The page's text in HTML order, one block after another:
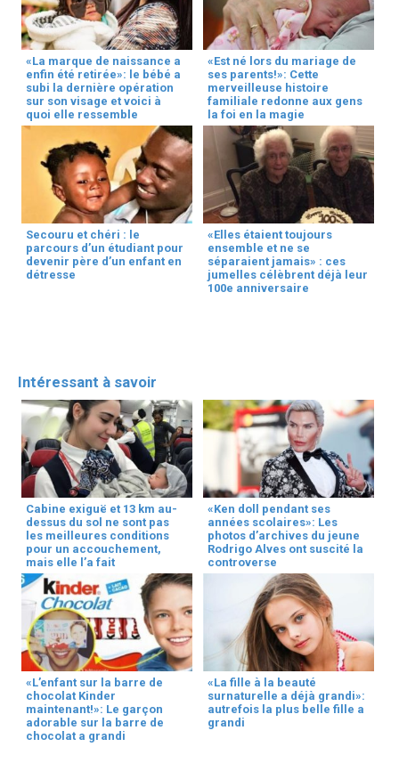
«La marque de naissance a
enfin été retirée»: le bébé a
subi la dernière opération
sur son visage et voici à
quoi elle ressemble
«Est né lors du mariage de
ses parents!»: Cette
merveilleuse histoire
familiale redonne aux gens
la foi en la magie
Secouru et chéri : le
parcours d’un étudiant pour
devenir père d’un enfant en
détresse
«Elles étaient toujours
ensemble et ne se
séparaient jamais» : ces
jumelles célèbrent déjà leur
100e anniversaire
Intéressant à savoir
Cabine exiguë et 13 km au-
dessus du sol ne sont pas
les meilleures conditions
pour un accouchement,
mais elle l’a fait
«Ken doll pendant ses
années scolaires»: Les
photos d’archives du jeune
Rodrigo Alves ont suscité la
controverse
«L’enfant sur la barre de
chocolat Kinder
maintenant!»: Le garçon
adorable sur la barre de
chocolat a grandi
«La fille à la beauté
surnaturelle a déjà grandi»:
autrefois la plus belle fille a
grandi